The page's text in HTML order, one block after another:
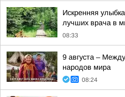
Искренняя
лучших врача в
08:33
9 августа –
народов мира
08:24